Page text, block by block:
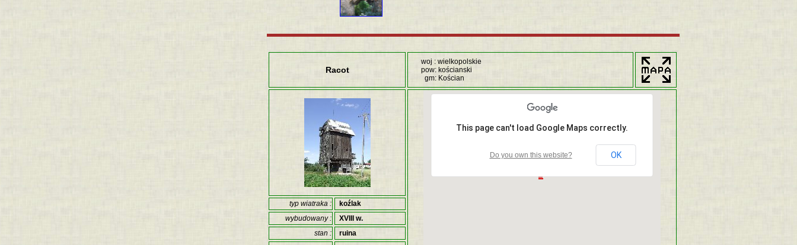
Racot
woj : wielkopolskie
pow: kościanski
gm: Kościan
This page can't load Google Maps correctly.
Do you own this website? OK
typ wiatraka :
koźlak
wybudowany :
XVIII w.
stan :
ruina